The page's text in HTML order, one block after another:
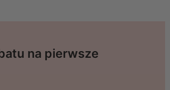
na pierwsze